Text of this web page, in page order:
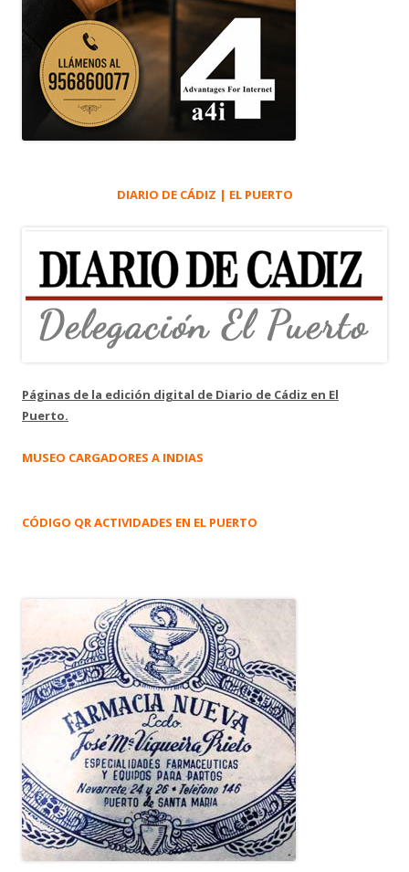
DIARIO DE CÁDIZ | EL PUERTO
Páginas de la edición digital de Diario de Cádiz en El
Puerto.
MUSEO CARGADORES A INDIAS
CÓDIGO QR ACTIVIDADES EN EL PUERTO